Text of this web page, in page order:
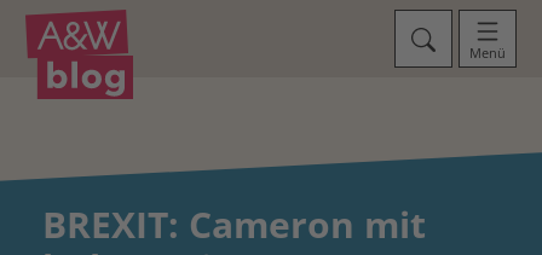
Menü
BREXIT: Cameron mit